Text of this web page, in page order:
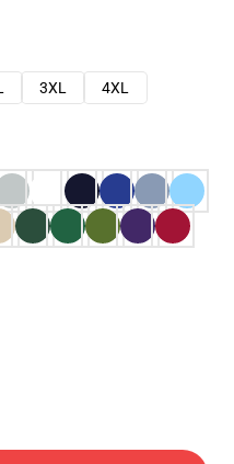
3XL
4XL